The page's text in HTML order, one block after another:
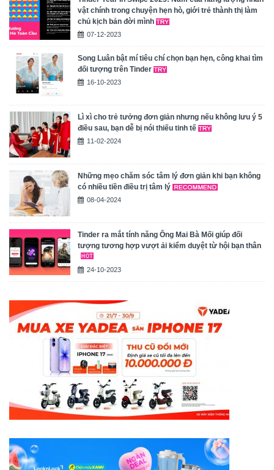
vật chính trong chuyện hẹn hò, giới trẻ thành thị làm
chủ kịch bản đời mình
07-12-2023
Song Luân bật mí tiêu chí chọn bạn hẹn, công khai tìm
đối tượng trên Tinder
16-10-2023
Lì xì cho trẻ tưởng đơn giản nhưng nếu không lưu ý 5
điều sau, bạn dễ bị nói thiếu tinh tế
11-02-2024
Những mẹo chăm sóc tâm lý đơn giản khi bạn không
có nhiều tiền điều trị tâm lý
08-04-2024
Tinder ra mắt tính năng Ông Mai Bà Mối giúp đối
tượng tương hợp vượt ải kiểm duyệt từ hội bạn thân
24-10-2023